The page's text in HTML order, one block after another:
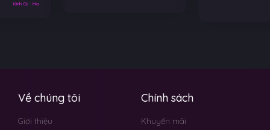
Về chúng tôi
Giới thiệu
Chính sách
Khuyến mãi